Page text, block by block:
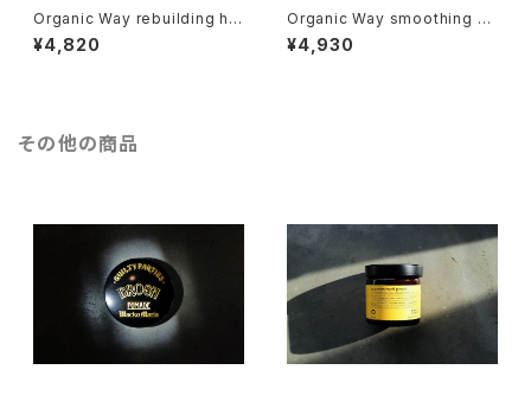
Organic Way rebuilding hai
r mask[ダメージヘア トリート
メント]
¥4,820
Organic Way smoothing ha
ir bath[まとまりにくい髪質の方
へ]
¥4,930
その他の商品